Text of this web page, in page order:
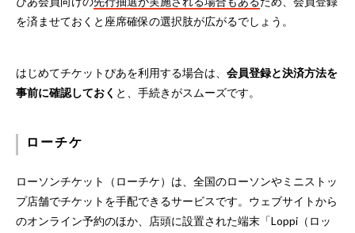
を済ませておくと座席確保の選択肢が広がるでしょう。
はじめてチケットぴあを利用する場合は、 会員登録と決済方法を
事前に確認しておく と、手続きがスムーズです。
ローチケ
ローソンチケット（ローチケ）は、全国のローソンやミニストッ
プ店舗でチケットを手配できるサービスです。ウェブサイトから
のオンライン予約のほか、店頭に設置された端末「Loppi（ロッ